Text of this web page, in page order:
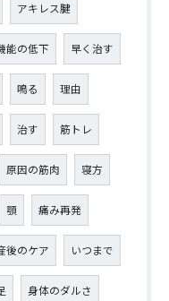
アキレス腱
能の低下 早く治す
鳴る 理由
治す 筋トレ
原因の筋肉 寝方
顎 痛み再発
後のケア いつまで
身体のダルさ